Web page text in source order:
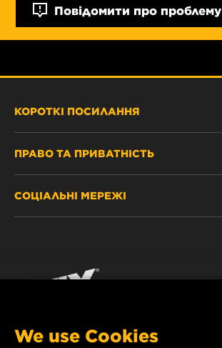
Повідомити про проблему
КОРОТКІ ПОСИЛАННЯ
ПРАВО ТА ПРИВАТНІСТЬ
ЗАХИСТ ПЕРСОНАЛЬНИХ ДАНИХ
РЕКВІЗИТИ
СОЦІАЛЬНІ МЕРЕЖІ
We use Cookies